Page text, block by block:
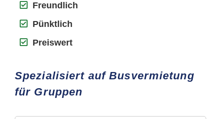
Freundlich
Pünktlich
Preiswert
Spezialisiert auf Busvermietung
für Gruppen